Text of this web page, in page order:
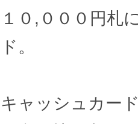
１０,０００円札
ド。
キャッシュカー